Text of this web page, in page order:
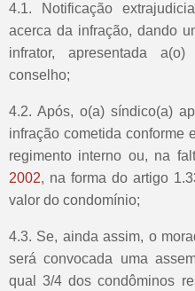
4.1. Notificação
acerca da infração, dando
infrator, apresentada
conselho;
4.2. Após, o(a) síndico(a)
infração cometida conforme
regimento interno ou, na
2002, na forma do artigo
valor do condomínio;
4.3. Se, ainda assim, o
será convocada uma
qual 3/4 dos condôminos